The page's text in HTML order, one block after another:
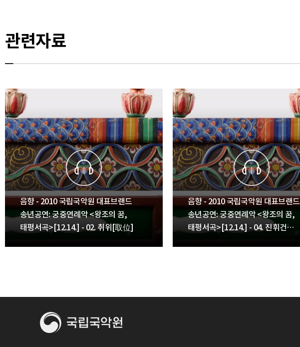
관련자료
음향 - 2010 국립국악원 대표브랜드
송년공연: 궁중연례악 <왕조의 꿈,
태평서곡>[12.14.] - 02. 취위[取位]
음향 - 2010 국립국악원 대표브랜드
송년공연: 궁중연례악 <왕조의 꿈,
태평서곡>[12.14.] - 04. 진휘건